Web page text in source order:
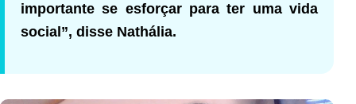
importante se esforçar para ter uma vida
social”, disse Nathália.